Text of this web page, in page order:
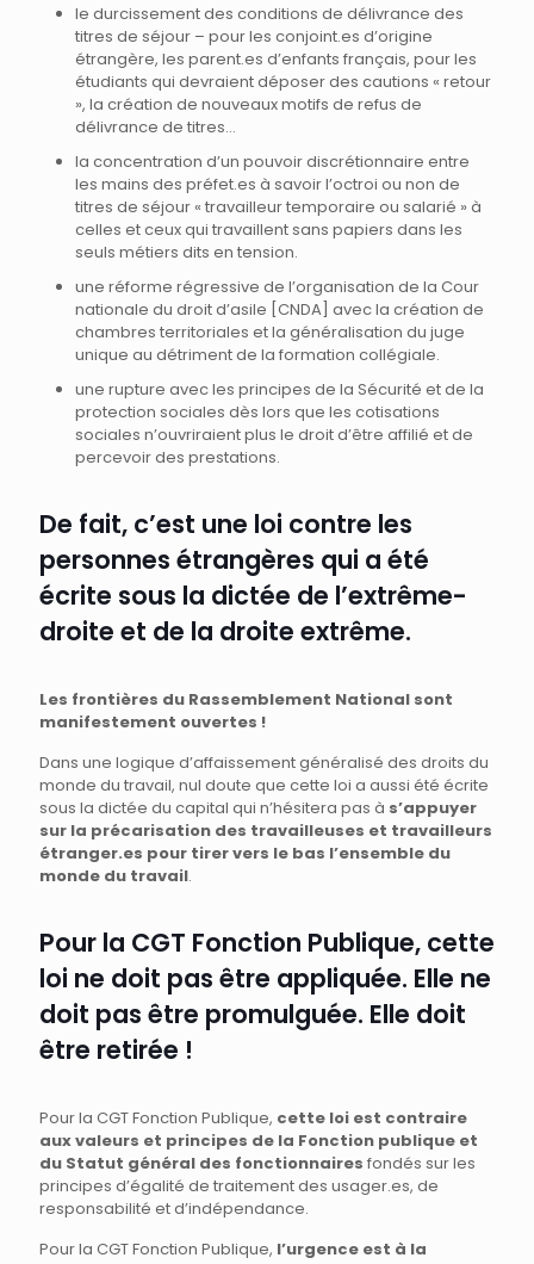
le durcissement des conditions de délivrance des
titres de séjour – pour les conjoint.es d’origine
étrangère, les parent.es d’enfants français, pour les
étudiants qui devraient déposer des cautions « retour
», la création de nouveaux motifs de refus de
délivrance de titres…
la concentration d’un pouvoir discrétionnaire entre
les mains des préfet.es à savoir l’octroi ou non de
titres de séjour « travailleur temporaire ou salarié » à
celles et ceux qui travaillent sans papiers dans les
seuls métiers dits en tension.
une réforme régressive de l’organisation de la Cour
nationale du droit d’asile [CNDA] avec la création de
chambres territoriales et la généralisation du juge
unique au détriment de la formation collégiale.
une rupture avec les principes de la Sécurité et de la
protection sociales dès lors que les cotisations
sociales n’ouvriraient plus le droit d’être affilié et de
percevoir des prestations.
De fait, c’est une loi contre les
personnes étrangères qui a été
écrite sous la dictée de l’extrême-
droite et de la droite extrême.
Les frontières du Rassemblement National sont
manifestement ouvertes !
Dans une logique d’affaissement généralisé des droits du
monde du travail, nul doute que cette loi a aussi été écrite
sous la dictée du capital qui n’hésitera pas à s’appuyer
sur la précarisation des travailleuses et travailleurs
étranger.es pour tirer vers le bas l’ensemble du
monde du travail.
Pour la CGT Fonction Publique, cette
loi ne doit pas être appliquée. Elle ne
doit pas être promulguée. Elle doit
être retirée !
Pour la CGT Fonction Publique, cette loi est contraire
aux valeurs et principes de la Fonction publique et
du Statut général des fonctionnaires fondés sur les
principes d’égalité de traitement des usager.es, de
responsabilité et d’indépendance.
Pour la CGT Fonction Publique, l’urgence est à la